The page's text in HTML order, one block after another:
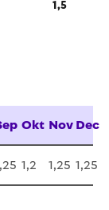
Okt Nov Dec
1,2 1,25 1,25